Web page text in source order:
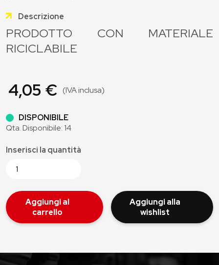
Descrizione
PRODOTTO CON MATERIALE
RICICLABILE
4,05 € (IVA inclusa)
DISPONIBILE
Qta. Disponibile: 14
Inserisci la quantità
Aggiungi al
carrello
Aggiungi alla
wishlist